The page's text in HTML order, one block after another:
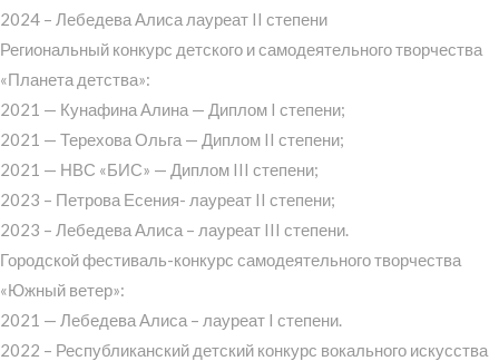
2024 – Лебедева Алиса лауреат II степени
Региональный конкурс детского и самодеятельного творчества
«Планета детства»:
2021 — Кунафина Алина — Диплом I степени;
2021 — Терехова Ольга — Диплом II степени;
2021 — НВС «БИС» — Диплом III степени;
2023 – Петрова Есения- лауреат II степени;
2023 – Лебедева Алиса – лауреат III степени.
Городской фестиваль-конкурс самодеятельного творчества
«Южный ветер»:
2021 — Лебедева Алиса – лауреат I степени.
2022 – Республиканский детский конкурс вокального искусства